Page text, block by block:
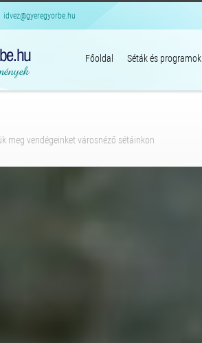
idvez@gyeregyorbe.hu
Főoldal Séták és programok
meg vendégeinket városnéző sétáinkon